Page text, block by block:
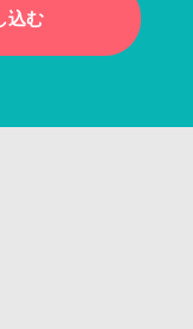
込む